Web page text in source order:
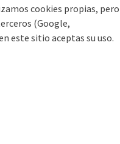
cookies propias, pero
(Google,
este sitio aceptas su uso.